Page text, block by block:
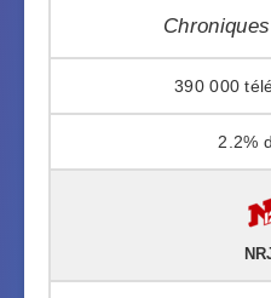
390 000
2.2%